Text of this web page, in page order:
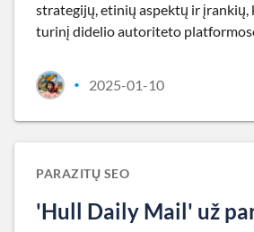
strategijų, etinių aspektų ir
turinį didelio autoriteto
• 2025-01-10
PARAZITŲ SEO
'Hull Daily Mail' už